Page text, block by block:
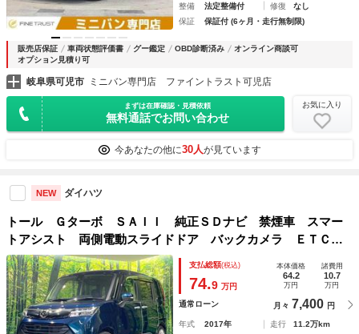
整備
法定整備付 修復
なし
保証
保証付 (6ヶ月・走行無制限)
販売店保証 車両状態評価書 グー鑑定 OBD診断済み
オンライン商談可
オプション見積り可
岐阜県可児市 ミニバン専門店 ファイントラスト可児店
まずは在庫確認・見積依頼
無料通話でお問い合わせ
お気に入り
今あなたの他に30人が見ています
NEW ダイハツ
トール Ｇターボ ＳＡＩＩ 純正ＳＤナビ 禁煙車 スマー
トアシスト 両側電動スライドドア バックカメラ ＥＴＣ
ドライブレコーダー Ｂｌｕｅｔｏｏｔｈ接続 ＬＥＤヘッ
ド クルーズコントロール 衝突安全ボディ 盗難防止システ
ム
支払総額(税込)
74.9 万円
本体価格
64.2
万円
諸費用
10.7
万円
通常ローン 月々 7,400 円
年式 2017年 走行
11.2万km